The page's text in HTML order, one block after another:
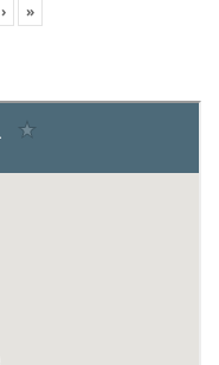
› »